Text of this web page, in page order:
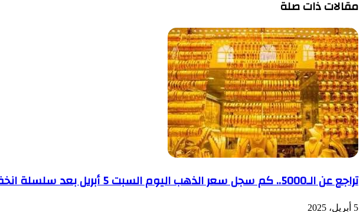
مقالات ذات صلة
تراجع عن الـ5000.. كم سجل سعر الذهب اليوم السبت 5 أبريل بعد سلسلة انخفاضات متتالية؟
5 أبريل، 2025